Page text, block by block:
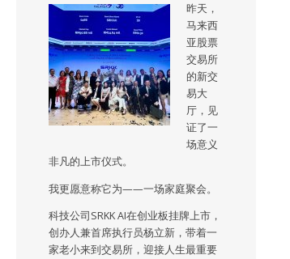
昨天，
马来西
亚股票
交易所
的新交
易大
厅，见
证了一
场意义
非凡的上市仪式。
我更愿意称它为——一场家庭聚会。
科技公司SRKK AI在创业板挂牌上市，
创办人兼首席执行员杨立新，带着一
家老小来到交易所，迎接人生最重要